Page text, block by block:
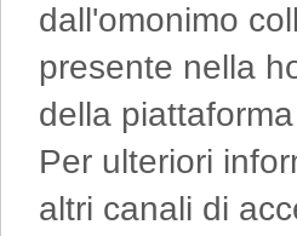
dall'omonimo
presente nella
della
Per ulteriori
altri canali di